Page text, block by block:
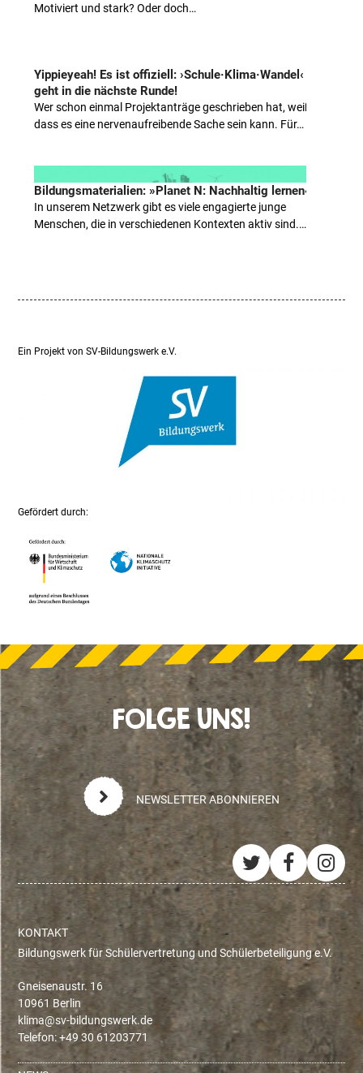
Motiviert und stark? Oder doch…
Yippieyeah! Es ist offiziell: ›Schule·Klima·Wandel‹
geht in die nächste Runde!
Wer schon einmal Projektanträge geschrieben hat, weiß,
dass es eine nervenaufreibende Sache sein kann. Für…
Bildungsmaterialien: »Planet N: Nachhaltig lernen«
In unserem Netzwerk gibt es viele engagierte junge
Menschen, die in verschiedenen Kontexten aktiv sind.…
Ein Projekt von SV-Bildungswerk e.V.
Gefördert durch:
FOLGE UNS!
NEWSLETTER ABONNIEREN
Twitter
KONTAKT
Bildungswerk für Schülervertretung und Schülerbeteiligung e.V.
Gneisenaustr. 16
10961 Berlin
ed.krewsgnudlib-vs@amilk
Telefon: +49 30 61203771